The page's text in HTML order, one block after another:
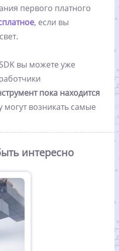
первого платного
, если вы
вы можете уже
пока находится
могут возникать самые
интересно